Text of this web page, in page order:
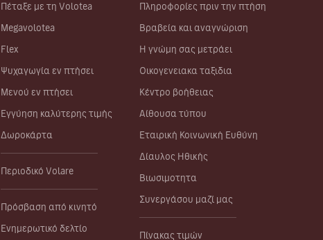
Πέταξε με τη Volotea
Megavolotea
Flex
Ψυχαγωγία εν πτήσει
Μενού εν πτήσει
Εγγύηση καλύτερης τιμής
Δωροκάρτα
Περιοδικό Volare
Πρόσβαση από κινητό
Ενημερωτικό δελτίο
Πληροφορίες πριν την πτήση
Βραβεία και αναγνώριση
Η γνώμη σας μετράει
Οικογενειακα ταξιδια
Κέντρο βοήθειας
Αίθουσα τύπου
Εταιρική Κοινωνική Ευθύνη
Δίαυλος Ηθικής
Βιωσιμοτητα
Συνεργάσου μαζί μας
Πίνακας τιμών